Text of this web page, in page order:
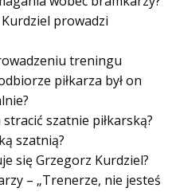
prowadzi
treningu
piłkarza był on
szatnie piłkarską?
szatnią?
się Grzegorz Kurdziel?
– „Trenerze, nie jesteś